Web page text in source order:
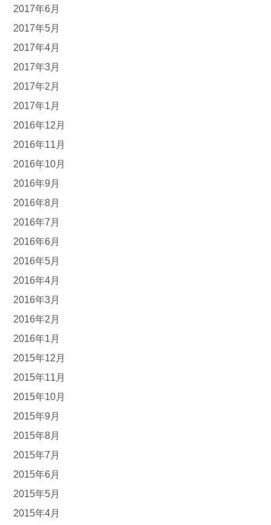
2017年6月
2017年5月
2017年4月
2017年3月
2017年2月
2017年1月
2016年12月
2016年11月
2016年10月
2016年9月
2016年8月
2016年7月
2016年6月
2016年5月
2016年4月
2016年3月
2016年2月
2016年1月
2015年12月
2015年11月
2015年10月
2015年9月
2015年8月
2015年7月
2015年6月
2015年5月
2015年4月